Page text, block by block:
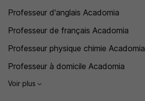
Professeur d'anglais Acadomia
Professeur de français Acadomia
Professeur physique chimie Acadomia
Professeur à domicile Acadomia
Voir plus